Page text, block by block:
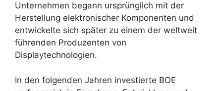
Unternehmen begann ursprünglich mit der
Herstellung elektronischer Komponenten und
entwickelte sich später zu einem der weltweit
führenden Produzenten von
Displaytechnologien.
In den folgenden Jahren investierte BOE